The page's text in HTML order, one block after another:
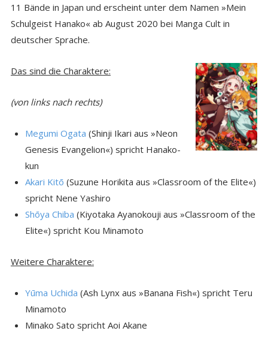
11 Bände in Japan und erscheint unter dem Namen »Mein
Schulgeist Hanako« ab August 2020 bei Manga Cult in
deutscher Sprache.
Das sind die Charaktere:
(von links nach rechts)
Megumi Ogata (Shinji Ikari aus »Neon
Genesis Evangelion«) spricht Hanako-
kun
Akari Kitō (Suzune Horikita aus »Classroom of the Elite«)
spricht Nene Yashiro
Shōya Chiba (Kiyotaka Ayanokouji aus »Classroom of the
Elite«) spricht Kou Minamoto
Weitere Charaktere:
Yūma Uchida (Ash Lynx aus »Banana Fish«) spricht Teru
Minamoto
Minako Sato spricht Aoi Akane